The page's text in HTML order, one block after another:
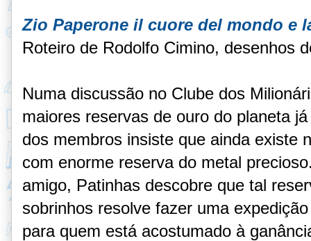
Zio Paperone il cuore del mondo e
Roteiro de Rodolfo Cimino, desenhos
Numa discussão no Clube dos
maiores reservas de ouro do planeta
dos membros insiste que ainda existe
com enorme reserva do metal
amigo, Patinhas descobre que tal
sobrinhos resolve fazer uma
para quem está acostumado à